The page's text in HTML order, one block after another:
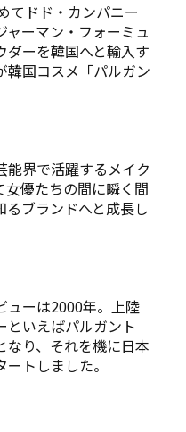
てドド・カンパニー
ーマン・フォーミュ
ダーを韓国へと輸入す
韓国コスメ「パルガン
能界で活躍するメイク
優たちの間に瞬く間
ブランドへと成長し
ューは2000年。上陸
といえばパルガント
なり、それを機に日本
トしました。